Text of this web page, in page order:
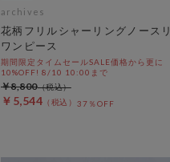
archives
花柄フリルシャーリングノースリ
ワンピース
期間限定タイムセールSALE価格から更に
10%OFF! 8/10 10:00まで
￥5,544 37％OFF
￥8,800